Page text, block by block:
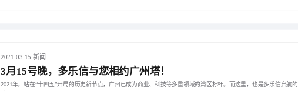
2021-03-15 新闻
3月15号晚，多乐信与您相约广州塔！
2021年，站在“十四五”开局的历史新节点，广州已成为商业、科技等多重领域的湾区标杆。而这里，也是多乐信启航的